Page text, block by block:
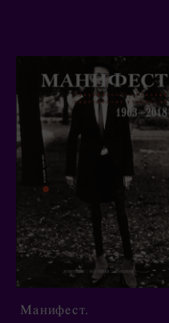
Манифест.